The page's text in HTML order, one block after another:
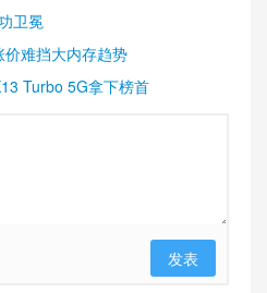
卫冕
难挡大内存趋势
Turbo 5G拿下榜首
发表